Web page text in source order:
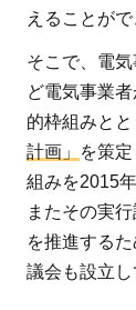
考え
1.2
地球
温暖
化対
策の
具体
的な
取り
えることがで
そこで、電
ど電気事業
的枠組みとと
計画」
を策
組みを2015
またその実
を推進する
議会も設立し